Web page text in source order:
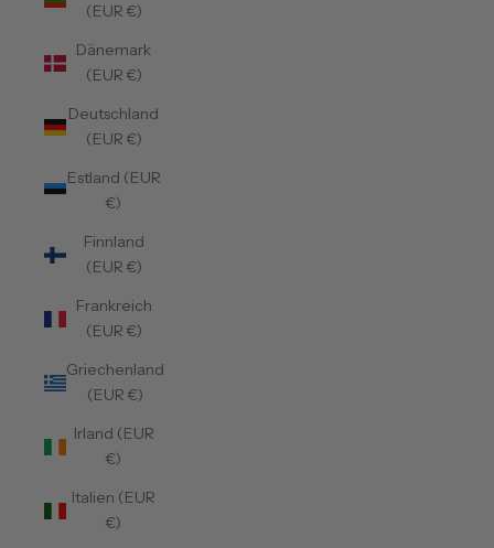
(EUR €)
Dänemark
(EUR €)
Deutschland
(EUR €)
Estland (EUR
€)
Finnland
(EUR €)
Frankreich
(EUR €)
Griechenland
(EUR €)
Irland (EUR
€)
Italien (EUR
€)